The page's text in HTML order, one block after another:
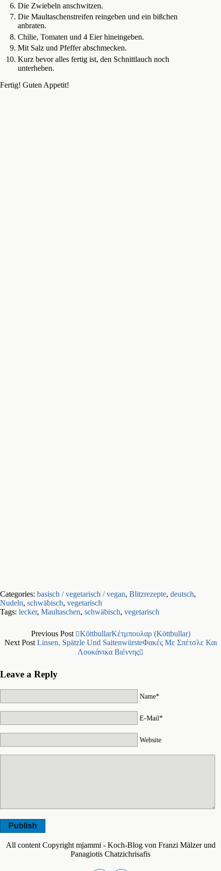
Die Zwiebeln anschwitzen.
Die Maultaschenstreifen reingeben und ein bißchen
anbraten.
Chilie, Tomaten und 4 Eier hineingeben.
Mit Salz und Pfeffer abschmecken.
Kurz bevor alles fertig ist, den Schnittlauch noch
unterheben.
Fertig! Guten Appetit!
Categories: basisch / vegetarisch / vegan, Blitzrezepte, deutsch,
Nudeln, schwäbisch, vegetarisch
Tags: lecker, Maultaschen, schwäbisch, vegetarisch
Previous Post KöttbullarΚέτμπουλαρ (Köttbullar)
Next Post Linsen, Spätzle Und SaitenwürsteΦακές Με Σπέτσλε Και
Λουκάνικα Βιέννης
Leave a Reply
Name*
E-Mail*
Website
Publish
All content Copyright mjammi - Koch-Blog von Franzi Mälzer und
Panagiotis Chatzichrisafis